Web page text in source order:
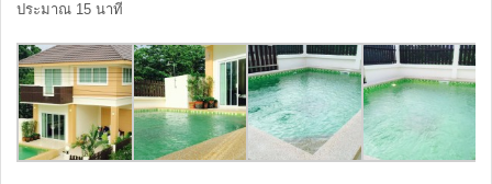
ประมาณ 15 นาที